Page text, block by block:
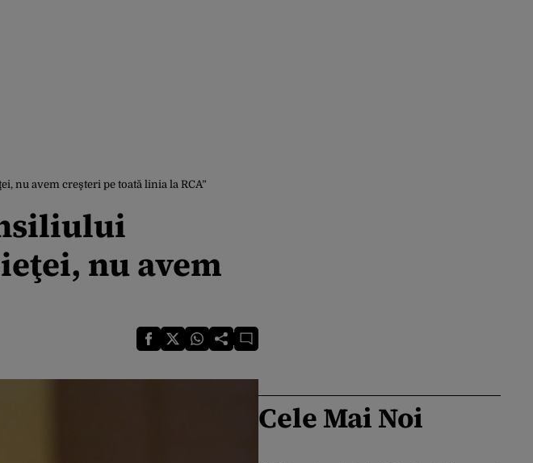
nu avem creşteri pe toată linia la RCA”
nu avem
Cele Mai Noi